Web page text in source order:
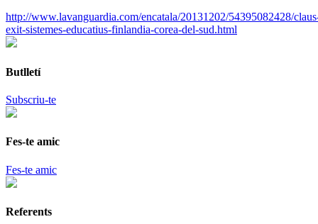
http://www.lavanguardia.com/encatala/20131202/54395082428/
exit-sistemes-educatius-finlandia-corea-del-sud.html
Butlletí
Subscriu-te
Fes-te amic
Fes-te amic
Referents